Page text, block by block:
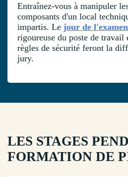
Entraînez-vous à manipuler
composants d'un local
impartis. Le jour de l'examen
rigoureuse du poste de travail
règles de sécurité feront la
jury.
LES STAGES
FORMATION DE